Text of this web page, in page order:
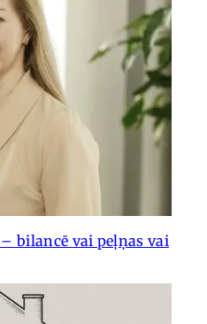
bilancē vai peļņas vai